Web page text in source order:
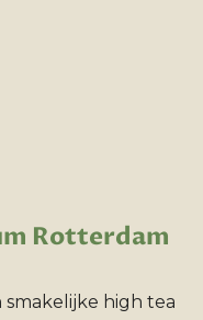
Rotterdam
high tea